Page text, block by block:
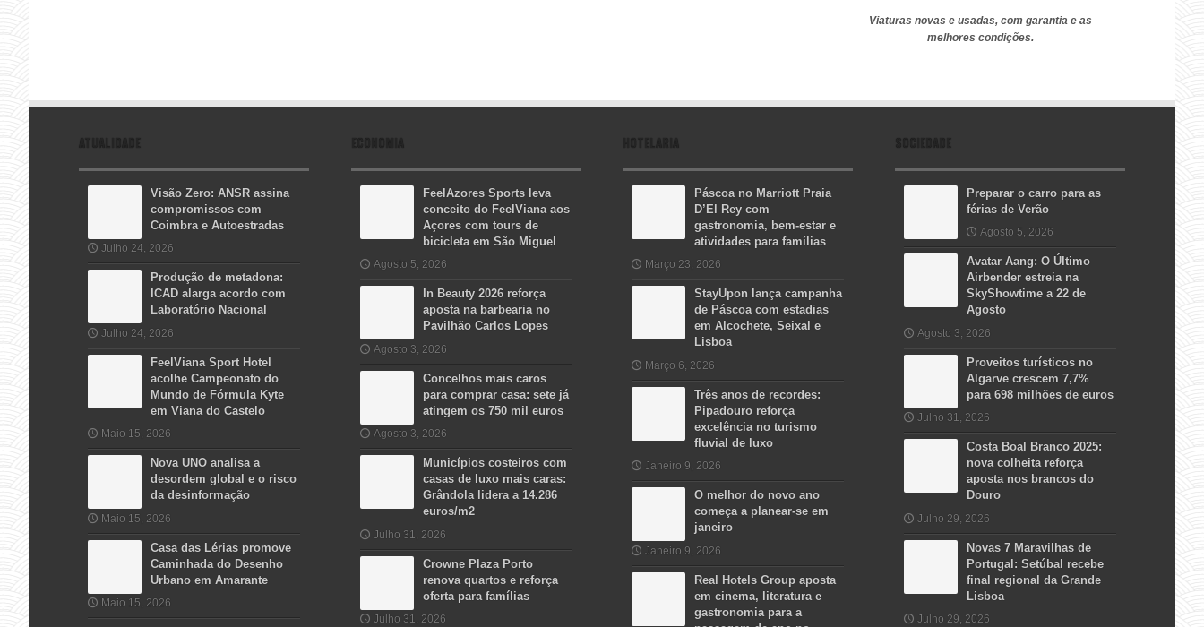
Viaturas novas e usadas, com garantia e as
melhores condições.
ATUALIDADE
Visão Zero: ANSR assina
compromissos com
Coimbra e Autoestradas
Julho 24, 2026
Produção de metadona:
ICAD alarga acordo com
Laboratório Nacional
Julho 24, 2026
FeelViana Sport Hotel
acolhe Campeonato do
Mundo de Fórmula Kyte
em Viana do Castelo
Maio 15, 2026
Nova UNO analisa a
desordem global e o risco
da desinformação
Maio 15, 2026
Casa das Lérias promove
Caminhada do Desenho
Urbano em Amarante
Maio 15, 2026
ECONOMIA
FeelAzores Sports leva
conceito do FeelViana aos
Açores com tours de
bicicleta em São Miguel
Agosto 5, 2026
In Beauty 2026 reforça
aposta na barbearia no
Pavilhão Carlos Lopes
Agosto 3, 2026
Concelhos mais caros
para comprar casa: sete já
atingem os 750 mil euros
Agosto 3, 2026
Municípios costeiros com
casas de luxo mais caras:
Grândola lidera a 14.286
euros/m2
Julho 31, 2026
Crowne Plaza Porto
renova quartos e reforça
oferta para famílias
Julho 31, 2026
HOTELARIA
Páscoa no Marriott Praia
D’El Rey com
gastronomia, bem-estar e
atividades para famílias
Março 23, 2026
StayUpon lança campanha
de Páscoa com estadias
em Alcochete, Seixal e
Lisboa
Março 6, 2026
Três anos de recordes:
Pipadouro reforça
excelência no turismo
fluvial de luxo
Janeiro 9, 2026
O melhor do novo ano
começa a planear-se em
janeiro
Janeiro 9, 2026
Real Hotels Group aposta
em cinema, literatura e
gastronomia para a
SOCIEDADE
Preparar o carro para as
férias de Verão
Agosto 5, 2026
Avatar Aang: O Último
Airbender estreia na
SkyShowtime a 22 de
Agosto
Agosto 3, 2026
Proveitos turísticos no
Algarve crescem 7,7%
para 698 milhões de euros
Julho 31, 2026
Costa Boal Branco 2025:
nova colheita reforça
aposta nos brancos do
Douro
Julho 29, 2026
Novas 7 Maravilhas de
Portugal: Setúbal recebe
final regional da Grande
Lisboa
Julho 29, 2026